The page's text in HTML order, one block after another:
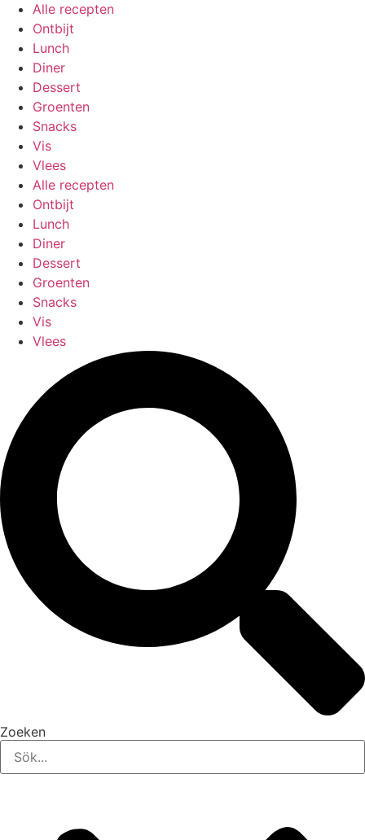
Alle recepten
Ontbijt
Lunch
Diner
Dessert
Groenten
Snacks
Vis
Vlees
Alle recepten
Ontbijt
Lunch
Diner
Dessert
Groenten
Snacks
Vis
Vlees
Zoeken